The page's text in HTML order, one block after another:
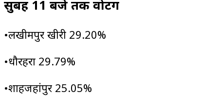
सुबह 11 बजे तक वोटिंग
•लखीमपुर खीरी 29.20%
•धौरहरा 29.79%
•शाहजहांपुर 25.05%